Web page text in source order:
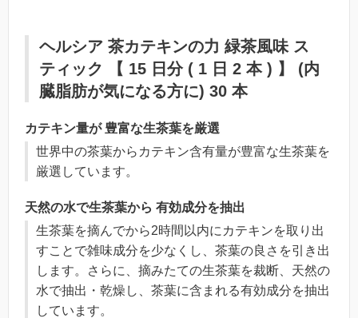
ヘルシア 茶カテキンの力 緑茶風味 ス
ティック 【 15 日分 ( 1 日 2 本 ) 】 (内
臓脂肪が気になる方に) 30 本
カテキン量が 豊富な生茶葉を厳選
世界中の茶葉からカテキン含有量が豊富な生茶葉を
厳選しています。
天然の水で生茶葉から 有効成分を抽出
生茶葉を摘んでから2時間以内にカテキンを取り出
すことで雑味成分を少なくし、茶葉の良さを引き出
します。さらに、摘みたての生茶葉を裁断、天然の
水で抽出・乾燥し、茶葉に含まれる有効成分を抽出
しています。